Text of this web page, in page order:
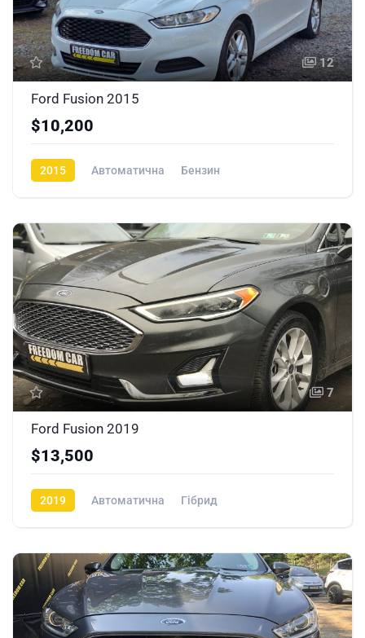
12
Ford Fusion 2015
$10,200
2015 Автоматична Бензин
7
Ford Fusion 2019
$13,500
2019 Автоматична Гібрид